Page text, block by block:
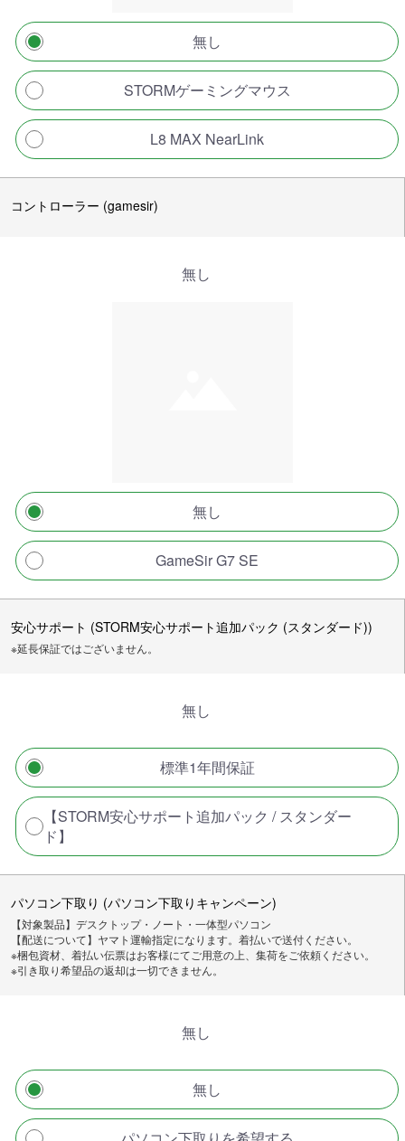
無し
STORMゲーミングマウス
L8 MAX NearLink
コントローラー (gamesir)
無し
無し
GameSir G7 SE
安心サポート (STORM安心サポート追加パック (スタンダード))
※延長保証ではございません。
無し
標準1年間保証
【STORM安心サポート追加パック / スタンダー
ド】
パソコン下取り (パソコン下取りキャンペーン)
【対象製品】デスクトップ・ノート・一体型パソコン
【配送について】ヤマト運輸指定になります。着払いで送付ください。
※梱包資材、着払い伝票はお客様にてご用意の上、集荷をご依頼ください。
※引き取り希望品の返却は一切できません。
無し
無し